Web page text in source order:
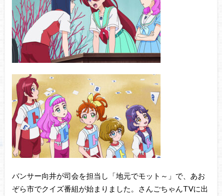
バンサー向井が司会を担当し「地元でモット～」で、あお
ぞら市でクイズ番組が始まりました。さんごちゃんTVに出